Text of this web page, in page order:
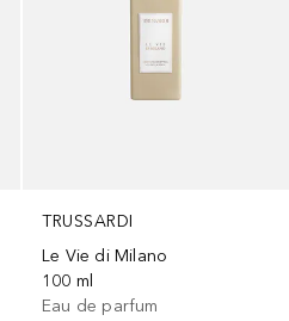
TRUSSARDI
Le Vie di Milano
100 ml
Eau de parfum